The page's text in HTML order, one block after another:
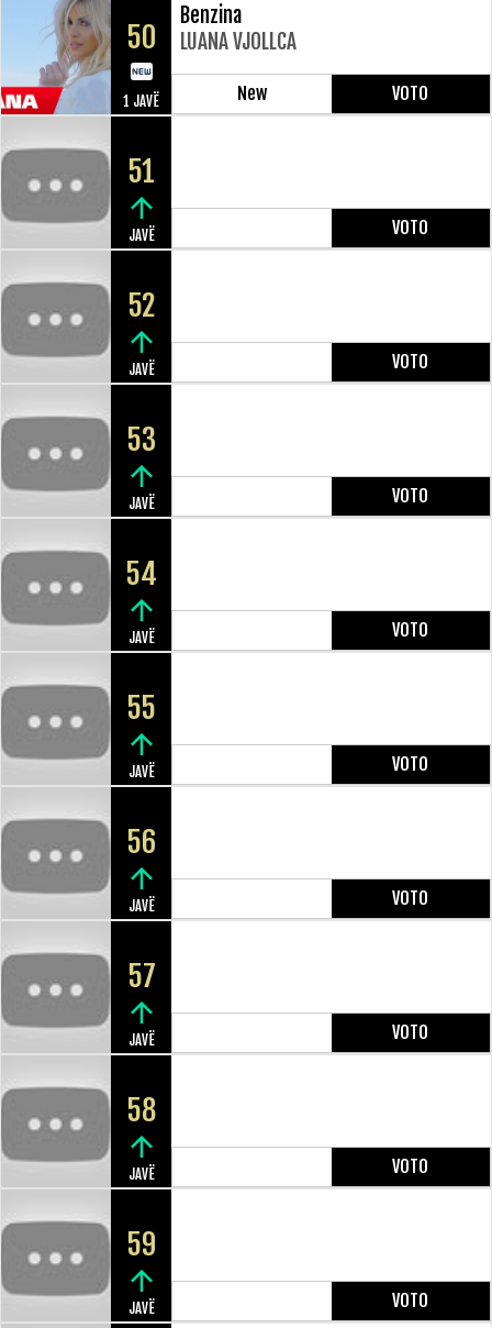
50
1 JAVË
Benzina
LUANA VJOLLCA
New VOTO
51
JAVË VOTO
52
JAVË VOTO
53
JAVË VOTO
54
JAVË VOTO
55
JAVË VOTO
56
JAVË VOTO
57
JAVË VOTO
58
JAVË VOTO
59
JAVË VOTO